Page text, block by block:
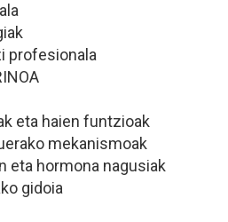
profesionala
eta haien funtzioak
mekanismoak
eta hormona nagusiak
gidoia